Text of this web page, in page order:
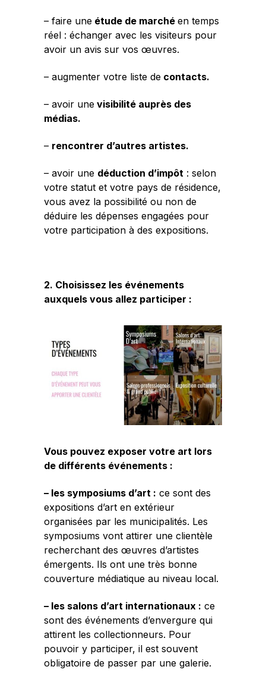
– faire une étude de marché en temps
réel : échanger avec les visiteurs pour
avoir un avis sur vos œuvres.
– augmenter votre liste de contacts.
– avoir une visibilité auprès des
médias.
– rencontrer d’autres artistes.
– avoir une déduction d’impôt : selon
votre statut et votre pays de résidence,
vous avez la possibilité ou non de
déduire les dépenses engagées pour
votre participation à des expositions.
2. Choisissez les événements
auxquels vous allez participer :
Vous pouvez exposer votre art lors
de différents événements :
– les symposiums d’art : ce sont des
expositions d’art en extérieur
organisées par les municipalités. Les
symposiums vont attirer une clientèle
recherchant des œuvres d’artistes
émergents. Ils ont une très bonne
couverture médiatique au niveau local.
– les salons d’art internationaux : ce
sont des événements d’envergure qui
attirent les collectionneurs. Pour
pouvoir y participer, il est souvent
obligatoire de passer par une galerie.